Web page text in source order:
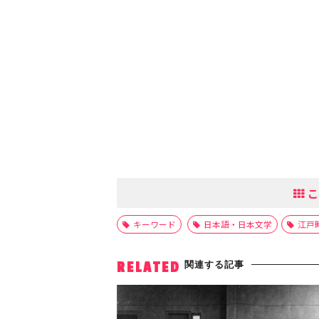
キーワード 日本語・日本文学 江戸
RELATED 関連する記事